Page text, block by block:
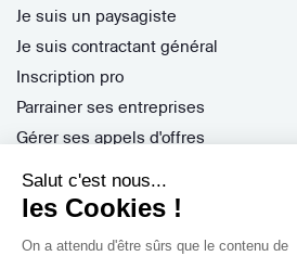
Salut c'est nous...
les Cookies !
On a attendu d'être sûrs que le contenu de
Je suis un paysagiste
Je suis contractant général
Inscription pro
Parrainer ses entreprises
Gérer ses appels d'offres
Questions Fréquentes